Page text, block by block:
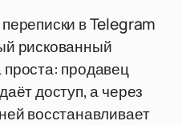
в Telegram
рискованный
продавец
доступ, а через
восстанавливает